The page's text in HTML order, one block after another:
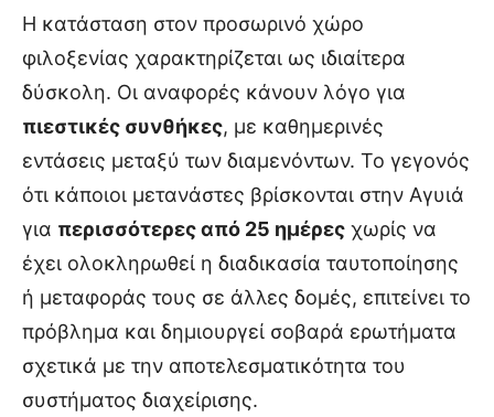
Η κατάσταση στον προσωρινό χώρο
φιλοξενίας χαρακτηρίζεται ως ιδιαίτερα
δύσκολη. Οι αναφορές κάνουν λόγο για
πιεστικές συνθήκες, με καθημερινές
εντάσεις μεταξύ των διαμενόντων. Το γεγονός
ότι κάποιοι μετανάστες βρίσκονται στην Αγυιά
για περισσότερες από 25 ημέρες χωρίς να
έχει ολοκληρωθεί η διαδικασία ταυτοποίησης
ή μεταφοράς τους σε άλλες δομές, επιτείνει το
πρόβλημα και δημιουργεί σοβαρά ερωτήματα
σχετικά με την αποτελεσματικότητα του
συστήματος διαχείρισης.